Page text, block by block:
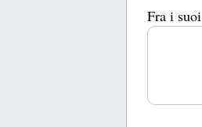
Fra i suoi